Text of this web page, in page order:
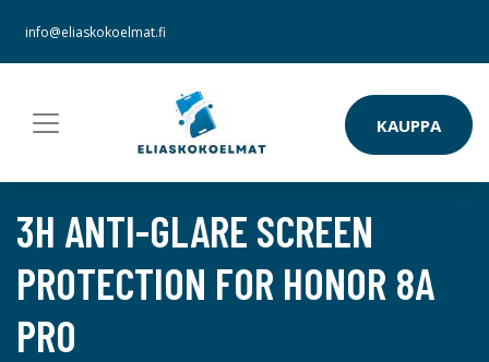
info@eliaskokoelmat.fi
KAUPPA
3H ANTI-GLARE SCREEN
PROTECTION FOR HONOR 8A
PRO